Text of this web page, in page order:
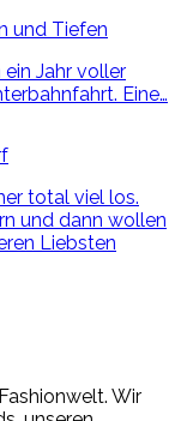
und Tiefen
Jahr voller
Eine…
total viel los.
und dann wollen
Liebsten
Wir